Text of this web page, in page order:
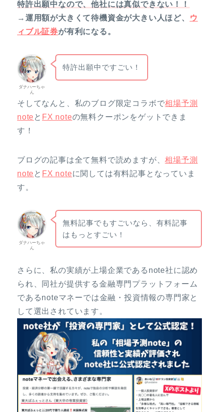
特許出願中なので、他社には真似できない！！
→運用額が大きくて待機資金が大きい人ほど、
ウ
ィブル証券が有利になる。
ダナハーちゃ
ん
特許出願中ですごい！
そしてなんと、私のブログ限定コラボで相場予測
note と FX noteの無料クーポンをゲットできま
す！
ブログの記事は全て無料で読めますが、相場予測
note と FX noteに関しては有料記事となっていま
す。
ダナハーちゃ
ん
無料記事でもすごいなら、有料記事
はもっとすごい！
さらに、私の実績が上場企業であるnote社に認め
られ、同社が提供する金融専門プラットフォーム
であるnoteマネーでは金融・投資情報の専門家と
して選出されています。